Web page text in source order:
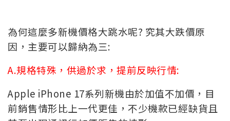
為何這麼多新機價格大跳水呢? 究其大跌價原
因，主要可以歸納為三:
A.規格特殊，供過於求，提前反映行情:
Apple iPhone 17系列新機由於加值不加價，目
前銷售情形比上一代更佳，不少機款已經缺貨且